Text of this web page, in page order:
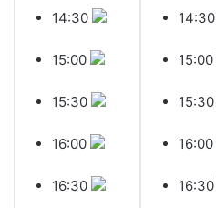
14:30
15:00
15:30
16:00
16:30
14:30
15:00
15:30
16:00
16:30